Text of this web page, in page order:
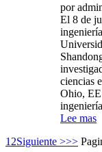
por
El 8 de
ciencias
Ohio,
Lee mas
1 2Siguiente >>>